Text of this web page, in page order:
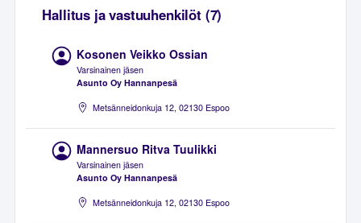
Hallitus ja vastuuhenkilöt (7)
Kosonen Veikko Ossian
Varsinainen jäsen
Asunto Oy Hannanpesä
Metsänneidonkuja 12, 02130 Espoo
Mannersuo Ritva Tuulikki
Varsinainen jäsen
Asunto Oy Hannanpesä
Metsänneidonkuja 12, 02130 Espoo